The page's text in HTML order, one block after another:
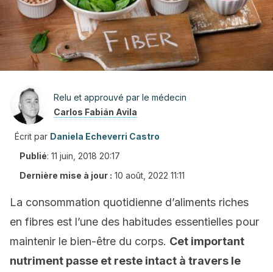
Relu et approuvé par le médecin
Carlos Fabián Avila
Écrit par Daniela Echeverri Castro
Publié: 11 juin, 2018 20:17
Dernière mise à jour : 10 août, 2022 11:11
La consommation quotidienne d’aliments riches
en fibres est l’une des habitudes essentielles pour
maintenir le bien-être du corps. Cet important
nutriment passe et reste intact à travers le